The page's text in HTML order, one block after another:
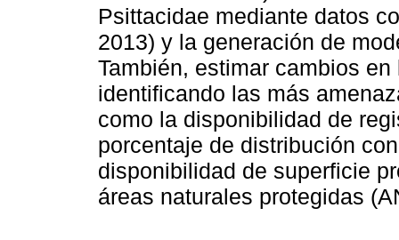
Psittacidae mediante datos
2013) y la generación de
También, estimar cambios
identificando las más
como la disponibilidad de
porcentaje de distribución
disponibilidad de superficie
áreas naturales protegidas